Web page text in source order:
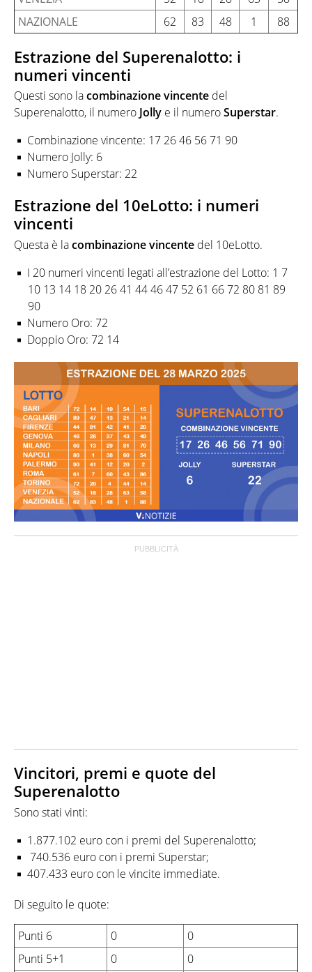
NAZIONALE
62 83 48 1 88
Estrazione del Superenalotto: i
numeri vincenti
Questi sono lacombinazionevincente del
Superenalotto, il numero Jolly e il numeroSuperstar.
Combinazione vincente: 17 26 46 56 71 90
Numero Jolly: 6
Numero Superstar: 22
Estrazione del 10eLotto: i numeri
vincenti
Questa è lacombinazionevincente del 10eLotto.
I 20 numeri vincenti legati all’estrazione del Lotto: 1 7
10 13 14 18 20 26 41 44 46 47 52 61 66 72 80 81 89
90
Numero Oro: 72
Doppio Oro: 72 14
Vincitori, premi e quote del
Superenalotto
Sono stati vinti:
1.877.102 euro con i premi del Superenalotto;
740.536 euro con i premi Superstar;
407.433 euro con le vincite immediate.
Di seguito le quote:
Punti 6 0
0
Punti 5+1
0 0